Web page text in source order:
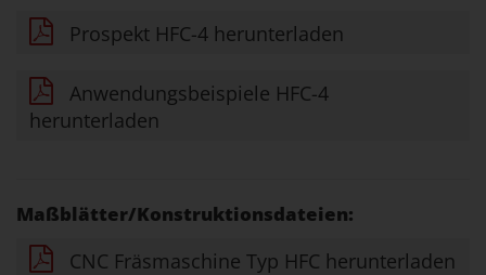
Prospekt HFC-4 herunterladen
Anwendungsbeispiele HFC-4
herunterladen
Maßblätter/Konstruktionsdateien:
CNC Fräsmaschine Typ HFC herunterladen